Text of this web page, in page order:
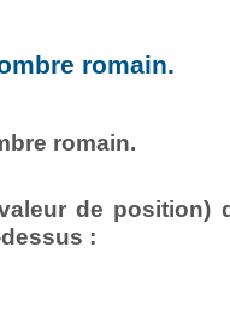
romain.
romain.
de position)
: